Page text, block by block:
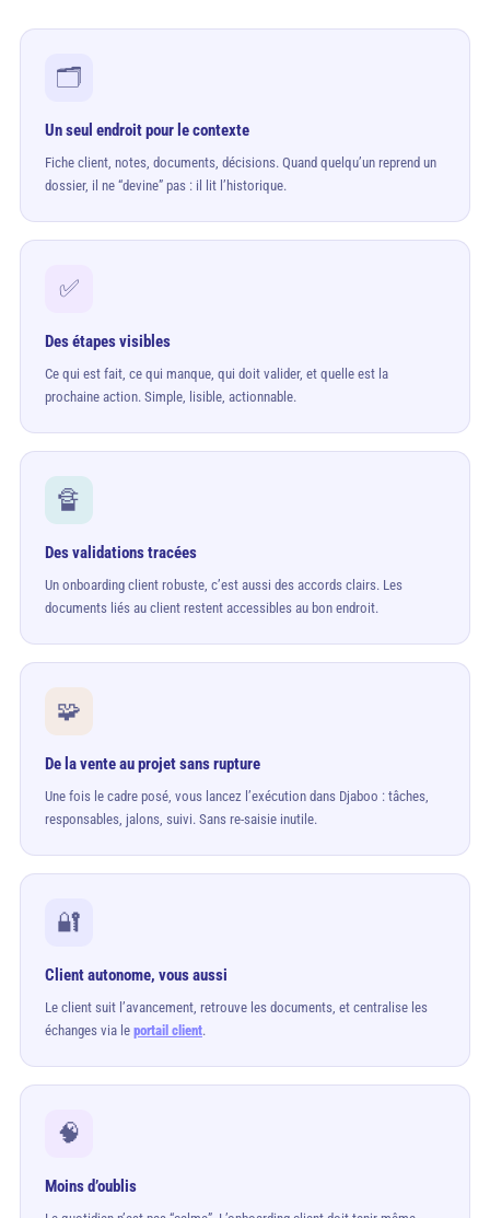
🗂️
Un seul endroit pour le contexte
Fiche client, notes, documents, décisions. Quand quelqu’un reprend un
dossier, il ne “devine” pas : il lit l’historique.
✅
Des étapes visibles
Ce qui est fait, ce qui manque, qui doit valider, et quelle est la
prochaine action. Simple, lisible, actionnable.
🔏
Des validations tracées
Un onboarding client robuste, c’est aussi des accords clairs. Les
documents liés au client restent accessibles au bon endroit.
🧩
De la vente au projet sans rupture
Une fois le cadre posé, vous lancez l’exécution dans Djaboo : tâches,
responsables, jalons, suivi. Sans re-saisie inutile.
🔐
Client autonome, vous aussi
Le client suit l’avancement, retrouve les documents, et centralise les
échanges via le portail client.
🧠
Moins d’oublis